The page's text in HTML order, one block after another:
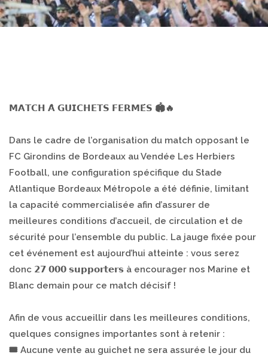
𝗠𝗔𝗧𝗖𝗛 𝗔̀ 𝗚𝗨𝗜𝗖𝗛𝗘𝗧𝗦 𝗙𝗘𝗥𝗠𝗘́𝗦 🏟️🔥
Dans le cadre de l’organisation du match opposant le
FC Girondins de Bordeaux au Vendée Les Herbiers
Football, une configuration spécifique du Stade
Atlantique Bordeaux Métropole a été définie, limitant
la capacité commercialisée afin d’assurer de
meilleures conditions d’accueil, de circulation et de
sécurité pour l’ensemble du public. La jauge fixée pour
cet événement est aujourd’hui atteinte : vous serez
donc 𝟮𝟳 𝟬𝟬𝟬 𝘀𝘂𝗽𝗽𝗼𝗿𝘁𝗲𝗿𝘀 à encourager nos Marine et
Blanc demain pour ce match décisif !
Afin de vous accueillir dans les meilleures conditions,
quelques consignes importantes sont à retenir :
🎟️ Aucune vente au guichet ne sera assurée le jour du